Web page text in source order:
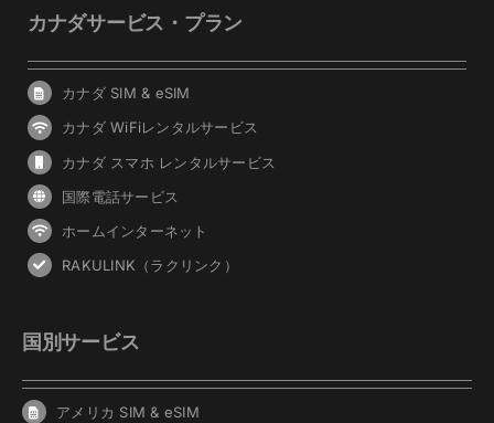
カナダサービス・プラン
カナダ SIM & eSIM
カナダ WiFiレンタルサービス
カナダ スマホ レンタルサービス
国際電話サービス
ホームインターネット
RAKULINK（ラクリンク）
国別サービス
アメリカ SIM & eSIM